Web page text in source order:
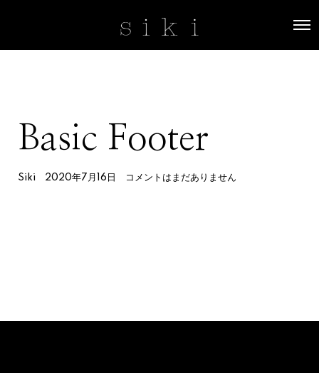
O
e
Basic Footer
Siki 2020年7月16日 コメントはまだありません